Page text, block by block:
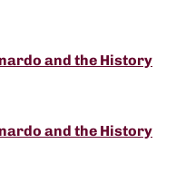
and the History
and the History